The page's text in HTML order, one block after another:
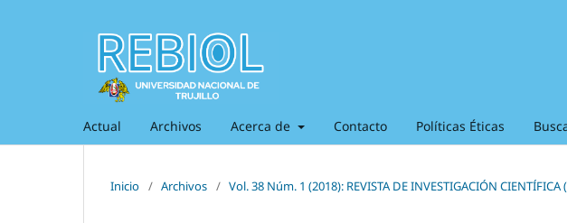
Actual Archivos Acerca de Contacto Políticas Éticas
Inicio / Archivos / Vol. 38 Núm. 1 (2018): REVISTA DE INVESTIGACIÓN CIENTÍFICA